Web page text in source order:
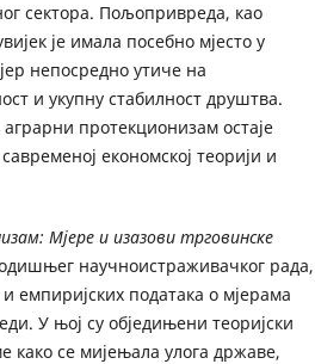
сектора. Пољопривреда, као
је имала посебно мјесто у
непосредно утиче на
и укупну стабилност друштва.
протекционизам остаје
економској теорији и
Мјере и изазови трговинске
научноистраживачког рада,
емпиријских података о мјерама
У њој су обједињени теоријски
како се мијењала улога државе,